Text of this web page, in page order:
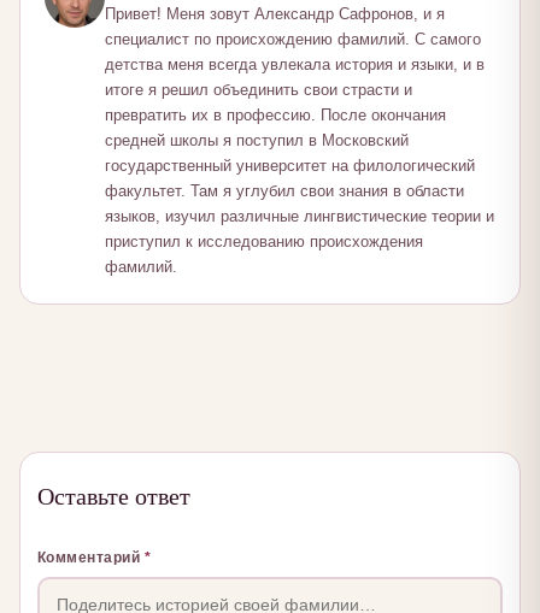
Привет! Меня зовут Александр Сафронов, и я
специалист по происхождению фамилий. С самого
детства меня всегда увлекала история и языки, и в
итоге я решил объединить свои страсти и
превратить их в профессию. После окончания
средней школы я поступил в Московский
государственный университет на филологический
факультет. Там я углубил свои знания в области
языков, изучил различные лингвистические теории и
приступил к исследованию происхождения
фамилий.
Оставьте ответ
Комментарий *